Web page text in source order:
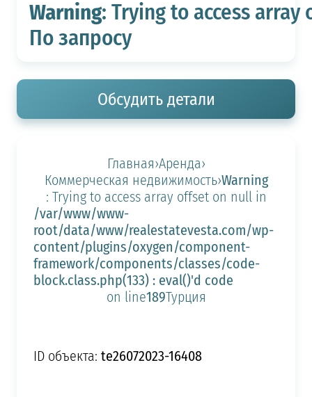
Warning: Trying to access
По запросу
Обсудить детали
Главная›Аренда›
Коммерческая недвижимость›Warning
: Trying to access array offset on null in
/var/www/www-
root/data/www/realestatevesta.com/wp-
content/plugins/oxygen/component-
framework/components/classes/code-
block.class.php(133) : eval()'d code
on line189Турция
ID объекта: te26072023-16408